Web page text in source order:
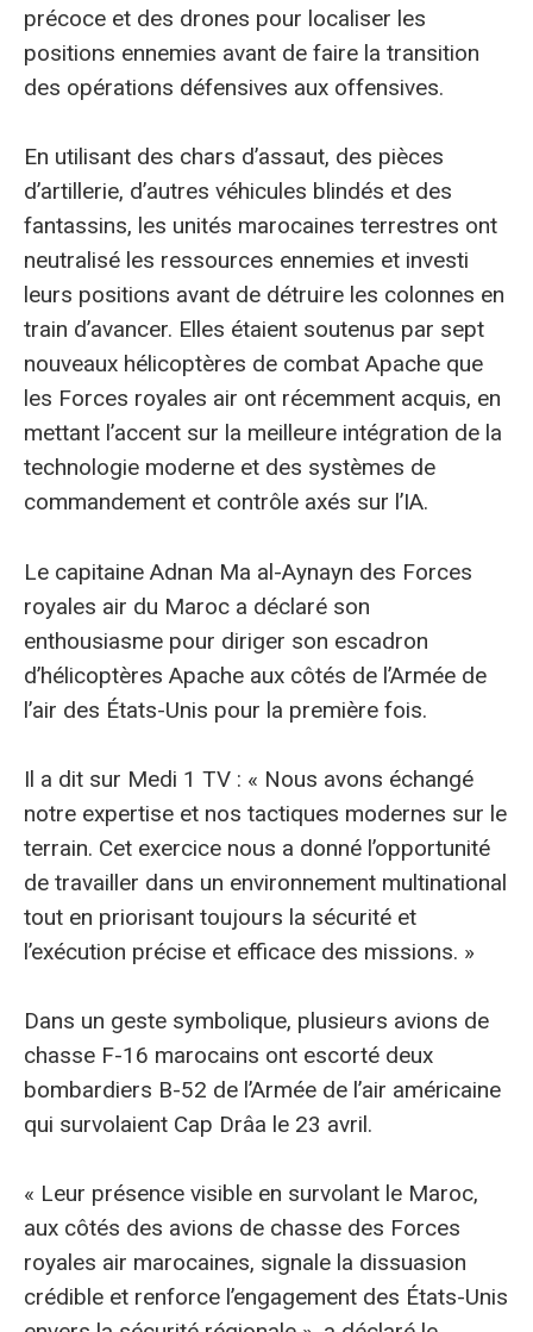
précoce et des drones pour localiser les
positions ennemies avant de faire la transition
des opérations défensives aux offensives.
En utilisant des chars d’assaut, des pièces
d’artillerie, d’autres véhicules blindés et des
fantassins, les unités marocaines terrestres ont
neutralisé les ressources ennemies et investi
leurs positions avant de détruire les colonnes en
train d’avancer. Elles étaient soutenus par sept
nouveaux hélicoptères de combat Apache que
les Forces royales air ont récemment acquis, en
mettant l’accent sur la meilleure intégration de la
technologie moderne et des systèmes de
commandement et contrôle axés sur l’IA.
Le capitaine Adnan Ma al-Aynayn des Forces
royales air du Maroc a déclaré son
enthousiasme pour diriger son escadron
d’hélicoptères Apache aux côtés de l’Armée de
l’air des États-Unis pour la première fois.
Il a dit sur Medi 1 TV : « Nous avons échangé
notre expertise et nos tactiques modernes sur le
terrain. Cet exercice nous a donné l’opportunité
de travailler dans un environnement multinational
tout en priorisant toujours la sécurité et
l’exécution précise et efficace des missions. »
Dans un geste symbolique, plusieurs avions de
chasse F-16 marocains ont escorté deux
bombardiers B-52 de l’Armée de l’air américaine
qui survolaient Cap Drâa le 23 avril.
« Leur présence visible en survolant le Maroc,
aux côtés des avions de chasse des Forces
royales air marocaines, signale la dissuasion
crédible et renforce l’engagement des États-Unis